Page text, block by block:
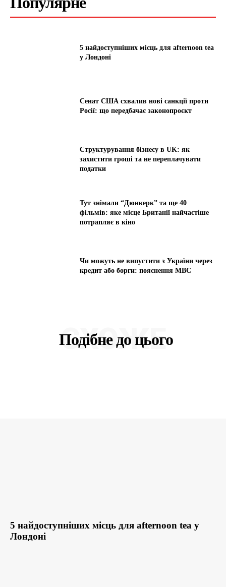
5 найдоступніших місць для afternoon tea
у Лондоні
Сенат США схвалив нові санкції проти
Росії: що передбачає законопроєкт
Структурування бізнесу в UK: як
захистити гроші та не переплачувати
податки
Тут знімали “Дюнкерк” та ще 40
фільмів: яке місце Британії найчастіше
потрапляє в кіно
Чи можуть не випустити з України через
кредит або борги: пояснення МВС
Подібне до цього
СХОЖЕ
5 найдоступніших місць для afternoon tea у
Лондоні